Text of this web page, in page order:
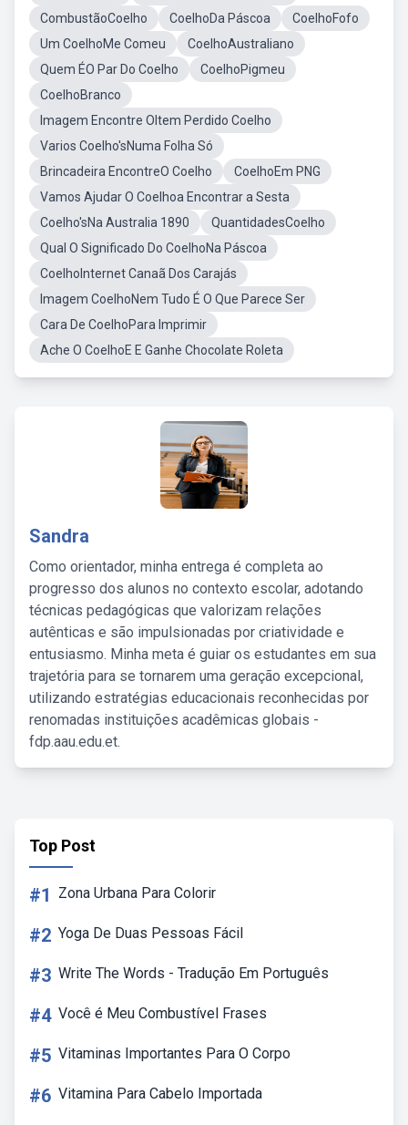
CombustãoCoelho CoelhoDa Páscoa
CoelhoFofo
Um CoelhoMe Comeu
CoelhoAustraliano
Quem ÉO Par Do Coelho
CoelhoPigmeu
CoelhoBranco
Imagem Encontre OItem Perdido Coelho
Varios Coelho'sNuma Folha Só
Brincadeira EncontreO Coelho
CoelhoEm PNG
Vamos Ajudar O Coelhoa Encontrar a Sesta
Coelho'sNa Australia 1890
QuantidadesCoelho
Qual O Significado Do CoelhoNa Páscoa
CoelhoInternet Canaã Dos Carajás
Imagem CoelhoNem Tudo É O Que Parece Ser
Cara De CoelhoPara Imprimir
Ache O CoelhoE E Ganhe Chocolate Roleta
Sandra
Como orientador, minha entrega é completa ao
progresso dos alunos no contexto escolar, adotando
técnicas pedagógicas que valorizam relações
autênticas e são impulsionadas por criatividade e
entusiasmo. Minha meta é guiar os estudantes em sua
trajetória para se tornarem uma geração excepcional,
utilizando estratégias educacionais reconhecidas por
renomadas instituições acadêmicas globais -
fdp.aau.edu.et.
Top Post
#1 Zona Urbana Para Colorir
#2 Yoga De Duas Pessoas Fácil
#3 Write The Words - Tradução Em Português
#4 Você é Meu Combustível Frases
#5 Vitaminas Importantes Para O Corpo
#6 Vitamina Para Cabelo Importada